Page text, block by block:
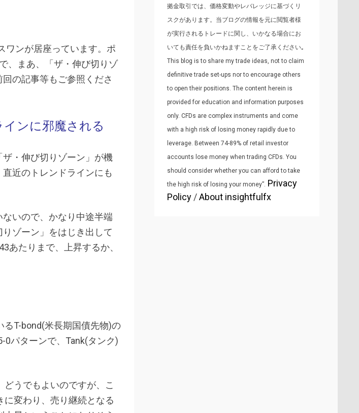
ワンが居座っています。ポ
、まあ、「ザ・伸び切りゾ
の記事等もご参照くださ
ンに邪魔される
・伸び切りゾーン」が機
近のトレンドラインにも
いので、かなり中途半端
ゾーン」をはじき出して
あたりまで、上昇するか、
るT-bond(米長期国債先物)の
0パターンで、Tank(タンク)
うでもよいのですが、こ
変わり、売り継続となる
拠金取引では、価格変動やレバレッジに基づくリ
スクがあります。当ブログの情報を元に閲覧者様
が実行されるトレードに関し、いかなる場合にお
いても責任を負いかねますことをご了承ください｡
This blog is to share my trade ideas, not to claim
definitive trade set-ups nor to encourage others
to open their positions. The content herein is
provided for education and information purposes
only. CFDs are complex instruments and come
with a high risk of losing money rapidly due to
leverage. Between 74-89% of retail investor
accounts lose money when trading CFDs. You
should consider whether you can afford to take
the high risk of losing your money”. Privacy
Policy /About insightfulfx